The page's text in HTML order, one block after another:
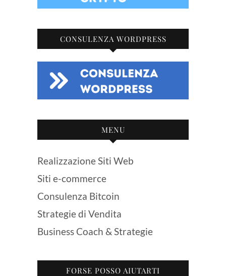
CONSULENZA WORDPRESS
MENU
Realizzazione Siti Web
Siti e-commerce
Consulenza Bitcoin
Strategie di Vendita
Business Coach & Strategie
FORSE POSSO AIUTARTI